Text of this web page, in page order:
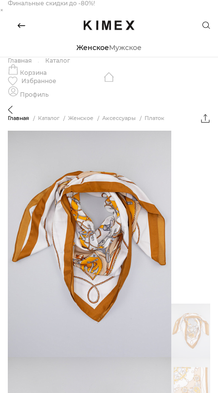
Финальные скидки до -80%!
×
ЖенскоеМужское
Главная
Каталог
Корзина
Избранное
Профиль
Главная Каталог Женское Аксессуары Платок